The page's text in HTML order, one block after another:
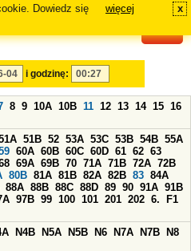
Dowiedz się
więcej x
i godzinę:
8 9 10A 10B 11 12 13 14 15 16
51B 52 53A 53C 53B 54B 55A
60A 60B 60C 60D 61 62 63
69A 69B 70 71A 71B 72A 72B
80B 81A 81B 82A 82B 83 84A
88A 88B 88C 88D 89 90 91A 91B
97B 99 100 101 201 202 6.
F1
N4B N5A N5B N6 N7A N7B
N8